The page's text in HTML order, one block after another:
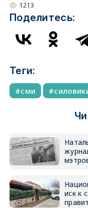
1213
Поделитесь:
Теги:
сми
иск к